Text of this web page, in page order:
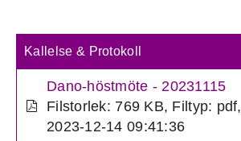
Kallelse & Protokoll
Dano-höstmöte - 20231115
Filstorlek: 769 KB, Filtyp: pdf,
2023-12-14 09:41:36